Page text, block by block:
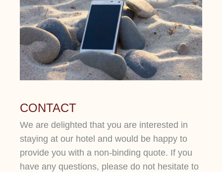
CONTACT
We are delighted that you are interested in
staying at our hotel and would be happy to
provide you with a non-binding quote. If you
have any questions, please do not hesitate to